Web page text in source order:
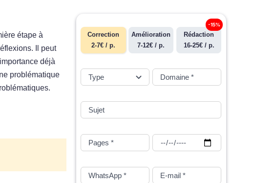
étape à
Il peut
déjà
problématique
Correction
2-7€ / p.
Amélioration
7-12€ / p.
Rédaction
16-25€ / p.
-15%